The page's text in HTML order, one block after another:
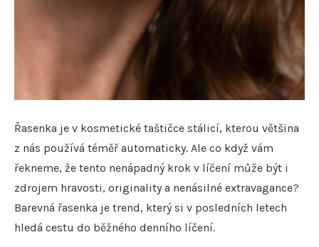
Řasenka je v kosmetické taštičce stálicí, kterou většina
z nás používá téměř automaticky. Ale co když vám
řekneme, že tento nenápadný krok v líčení může být i
zdrojem hravosti, originality a nenásilné extravagance?
Barevná řasenka je trend, který si v posledních letech
hledá cestu do běžného denního líčení.